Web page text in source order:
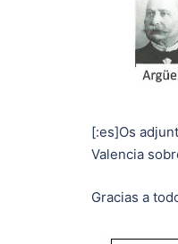
[:es]Os
Valencia
Gracias a